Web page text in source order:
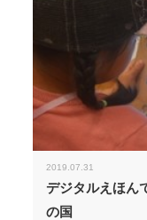
2019.07.31
デジタルえほん
の国